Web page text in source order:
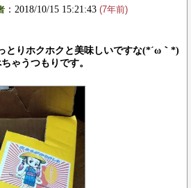
：2018/10/15 15:21:43 (7年前)
とりホクホクと美味しいですな(*´ω｀*)
ゃうつもりです。